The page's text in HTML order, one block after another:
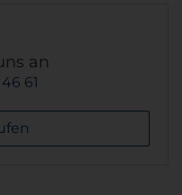
an
61